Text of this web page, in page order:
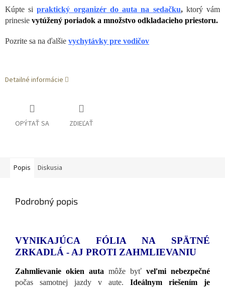
Kúpte sipraktický organizér do auta na sedačku, ktorý vám
prinesie vytúžený poriadok a množstvo odkladacieho priestoru.
Pozrite sa na ďalšie vychytávky pre vodičov
Detailné informácie
OPÝTAŤ SA ZDIEĽAŤ
Popis Diskusia
Podrobný popis
VYNIKAJÚCA FÓLIA NA SPÄTNÉ
ZRKADLÁ - AJ PROTI ZAHMLIEVANIU
Zahmlievanie okien auta môže byť veľmi nebezpečné
počas samotnej jazdy v aute. Ideálnym riešením je